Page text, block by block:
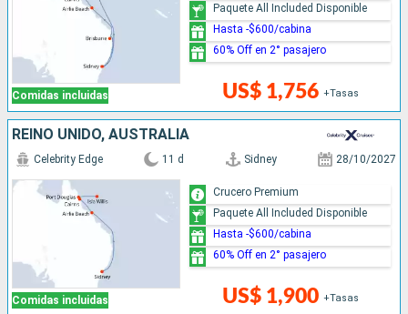
Comidas incluidas US$ 1,756 +Tasas
Paquete All Included Disponible
Hasta -$600/cabina
60% Off en 2° pasajero
REINO UNIDO, AUSTRALIA
Comidas incluidas
Celebrity Edge 11 d Sidney 28/10/2027
US$ 1,900 +Tasas
Crucero Premium
Paquete All Included Disponible
Hasta -$600/cabina
60% Off en 2° pasajero